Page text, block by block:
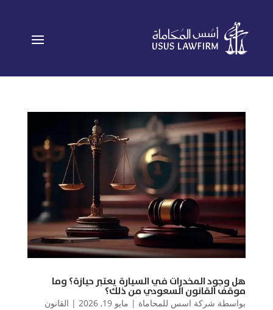
هل وجود المخدرات في السيارة يعتبر حيازة؟ وما
موقف القانون السعودي من ذلك؟
بواسطة شركة اسس للمحاماة | مايو 19, 2026 | القانون